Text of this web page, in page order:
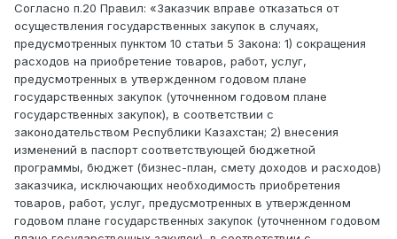
Согласно п.20 Правил: «Заказчик вправе отказаться от
осуществления государственных закупок в случаях,
предусмотренных пунктом 10 статьи 5 Закона: 1) сокращения
расходов на приобретение товаров, работ, услуг,
предусмотренных в утвержденном годовом плане
государственных закупок (уточненном годовом плане
государственных закупок), в соответствии с
законодательством Республики Казахстан; 2) внесения
изменений в паспорт соответствующей бюджетной
программы, бюджет (бизнес-план, смету доходов и расходов)
заказчика, исключающих необходимость приобретения
товаров, работ, услуг, предусмотренных в утвержденном
годовом плане государственных закупок (уточненном годовом